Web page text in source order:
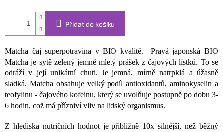
Přidat do košíku
Matcha čaj superpotravina v BIO kvalitě. Pravá japonská BIO
Matcha je sytě zelený jemně mletý prášek z čajových lístků. To se
odráží v její unikátní chuti. Je jemná, mírně natrpklá a úžasně
sladká. Matcha obsahuje velký podíl antioxidantů, aminokyselin a
teofylinu - čajového kofeinu, který se uvolňuje postupně po dobu 3-
6 hodin, což má přízniví vliv na lidský organismus.
Z hlediska nutričních hodnot je přibližně 10x silnější, než běžný